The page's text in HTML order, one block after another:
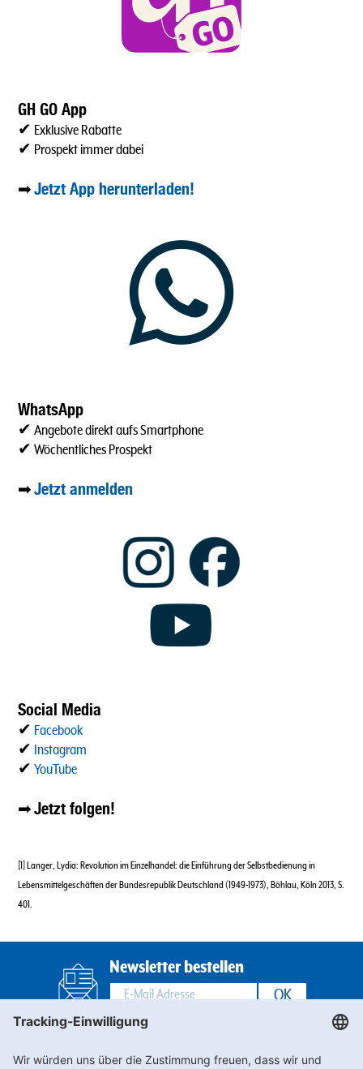
GH GO App
✔ Exklusive Rabatte
✔ Prospekt immer dabei
➡ Jetzt App herunterladen!
WhatsApp
✔ Angebote direkt aufs Smartphone
✔ Wöchentliches Prospekt
➡ Jetzt anmelden
Social Media
✔ Facebook
✔ Instagram
✔ YouTube
➡ Jetzt folgen!
[1] Langer, Lydia: Revolution im Einzelhandel: die Einführung der Selbstbedienung in
Lebensmittelgeschäften der Bundesrepublik Deutschland (1949-1973), Böhlau, Köln 2013, S.
401.
Newsletter bestellen
Footernav
FAQs
LkSG